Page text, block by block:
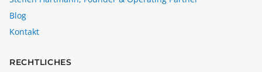
Blog
Kontakt
RECHTLICHES